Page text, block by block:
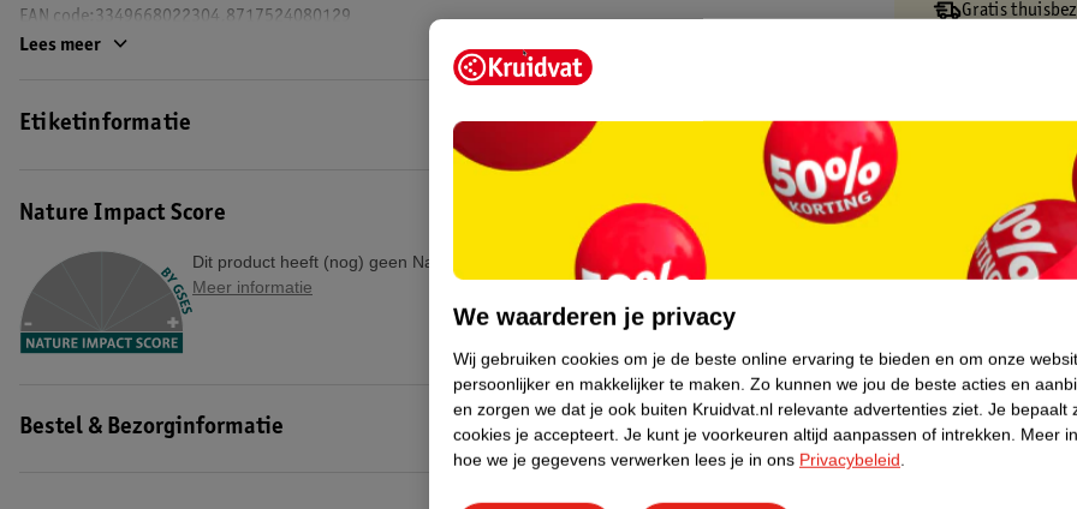
EAN code:3349668022304,8717524080129
Lees meer
Etiketinformatie
Nature Impact Score
Dit product heeft (nog) geen Nature Impact Score.
Meer informatie
Bestel & Bezorginformatie
Gratis
Gratis
Gratis
We waarderen je privacy
Wij gebruiken cookies om je de beste online ervaring te bieden en om onze
persoonlijker en makkelijker te maken. Zo kunnen we jou de beste acties en
en zorgen we dat je ook buiten Kruidvat.nl relevante advertenties ziet. Je bepaalt
cookies je accepteert. Je kunt je voorkeuren altijd aanpassen of intrekken. Meer
hoe we je gegevens verwerken lees je in ons Privacybeleid.